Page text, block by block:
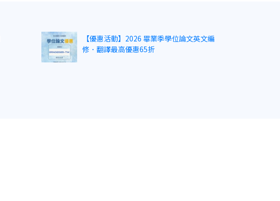
【優惠活動】2026 畢業季學位論文英文編
修．翻譯最高優惠65折